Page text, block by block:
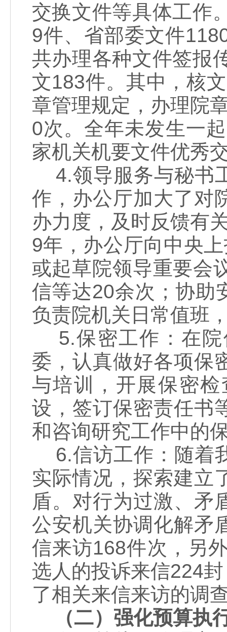
交换文件等具体工作
9件、省部委文件
共办理各种文件签报
文183件。其中，核
章管理规定，办理院
0次。全年未发生一
家机关机要文件优秀
4.领导服务与秘书
作，办公厅加大了对
办力度，及时反馈有
9年，办公厅向中央
或起草院领导重要会
信等达20余次；协助
负责院机关日常值班
5.保密工作：在院
委，认真做好各项保
与培训，开展保密
设，签订保密责任书
和咨询研究工作中的
6.信访工作：随着
实际情况，探索建立
盾。对行为过激、矛
公安机关协调化解矛
信来访168件次，另
选人的投诉来信224
了相关来信来访的调
（二）强化预算执